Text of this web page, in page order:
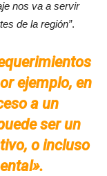
nos va a servir
de la región”.
ejemplo, en
a un
ser un
o incluso